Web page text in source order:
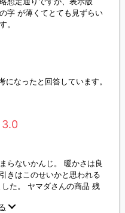
字 が薄くてとても見ずらい
。
になったと回答しています。
3.0
らないかんじ。 暖かさは良
きはこのせいかと思われる
た。 ヤマダさんの商品 残